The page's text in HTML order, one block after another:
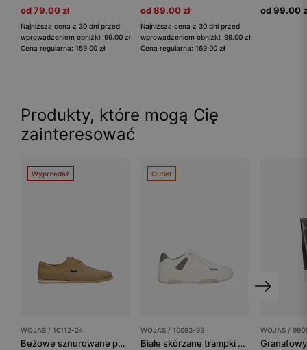
od 79.00 zł
Najniższa cena z 30 dni przed
wprowadzeniem obniżki: 99.00 zł
Cena regularna: 159.00 zł
od 89.00 zł
Najniższa cena z 30 dni przed
wprowadzeniem obniżki: 99.00 zł
Cena regularna: 169.00 zł
od 99.00
Produkty, które mogą Cię
zainteresować
Wyprzedaż
WOJAS / 10112-24
Beżowe sznurowane półbuty męskie
Outlet
WOJAS / 10093-99
Białe skórzane trampki męskie z szarymi wstawkami
WOJAS /